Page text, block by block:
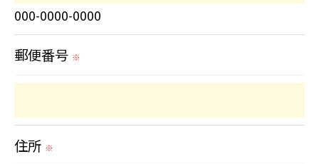
＜個人情報の安全管理＞
当社では、個人情報の漏洩等がなされない
＜個人情報を与えなかった場合に生じる結
000-0000-0000
郵便番号 ※
住所 ※